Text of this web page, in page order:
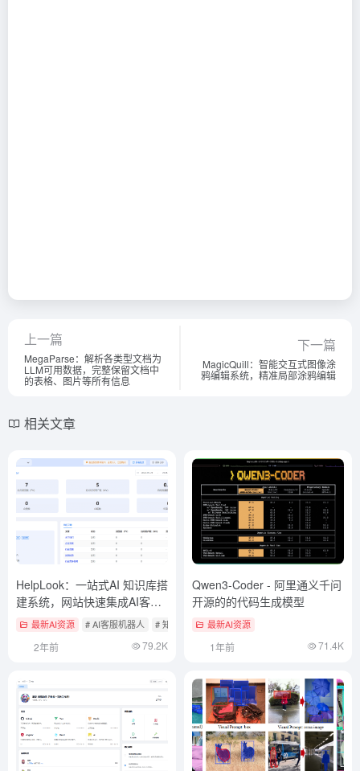
上一篇
MegaParse：解析各类型文档为
LLM可用数据，完整保留文档中
的表格、图片等所有信息
下一篇
MagicQuill：智能交互式图像涂
鸦编辑系统，精准局部涂鸦编辑
相关文章
HelpLook：一站式AI 知识库搭
建系统，网站快速集成AI客服
机器人
最新AI资源 # AI客服机器人 # 知识检索与RAG框架
2年前 79.2K
Qwen3-Coder - 阿里通义千问
开源的的代码生成模型
最新AI资源
1年前 71.4K